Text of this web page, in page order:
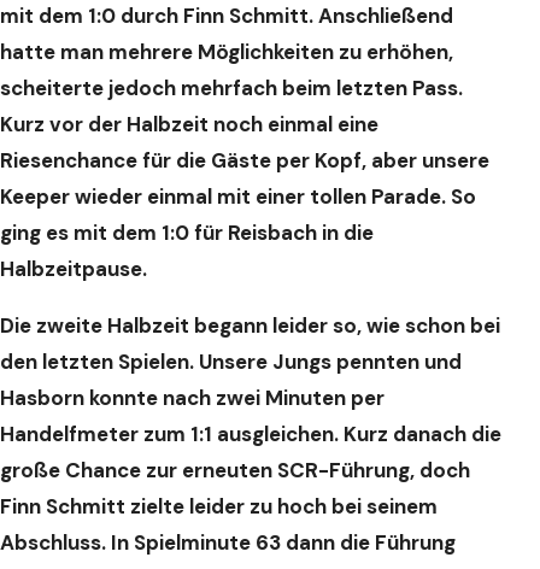
mit dem 1:0 durch Finn Schmitt. Anschließend
hatte man mehrere Möglichkeiten zu erhöhen,
scheiterte jedoch mehrfach beim letzten Pass.
Kurz vor der Halbzeit noch einmal eine
Riesenchance für die Gäste per Kopf, aber unsere
Keeper wieder einmal mit einer tollen Parade. So
ging es mit dem 1:0 für Reisbach in die
Halbzeitpause.
Die zweite Halbzeit begann leider so, wie schon bei
den letzten Spielen. Unsere Jungs pennten und
Hasborn konnte nach zwei Minuten per
Handelfmeter zum 1:1 ausgleichen. Kurz danach die
große Chance zur erneuten SCR-Führung, doch
Finn Schmitt zielte leider zu hoch bei seinem
Abschluss. In Spielminute 63 dann die Führung